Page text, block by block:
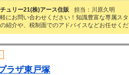
ュリー21(株)アース住販
担当：川原久明
にお問い合わせください！知識豊富な専属ス
紹介や、税制面でのアドバイスなどお任せく
ラザ東戸塚